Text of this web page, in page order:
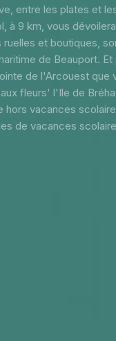
entre les plates et
à 9 km, vous
ruelles et boutiques,
de Beauport. Et
de l'Arcouest que
fleurs' l'Ile de
hors vacances
de vacances